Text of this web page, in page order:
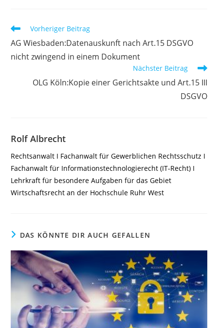
Weitere
ansehen
Vorheriger Beitrag
AG Wiesbaden:Datenauskunft nach Art.15 DSGVO
nicht zwingend in einem Dokument
Nächster Beitrag
OLG Köln:Kopie einer Gerichtsakte und Art.15 III
DSGVO
Rolf Albrecht
Rechtsanwalt I Fachanwalt für Gewerblichen Rechtsschutz I
Fachanwalt für Informationstechnologierecht (IT-Recht) I
Lehrkraft für besondere Aufgaben für das Gebiet
Wirtschaftsrecht an der Hochschule Ruhr West
DAS KÖNNTE DIR AUCH GEFALLEN